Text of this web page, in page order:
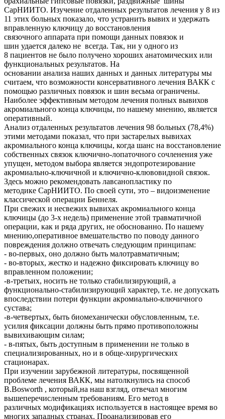
СарНИИТО. Изучение отдаленных результатов лечения у 8 из
11 этих больных показало, что устранить вывих и удержать
вправленную ключицу до восстановления
связочного аппарата при помощи данных повязок и
шин удается далеко не всегда. Так, ни у одного из
8 пациентов не было получено хороших анатомических или
функциональных результатов. На
основании анализа наших данных и данных литературы мы
считаем, что возможности консервативного лечения ВАКК с
помощью различных повязок и шин весьма ограничены.
Наиболее эффективным методом лечения полных вывихов
акромиального конца ключицы, по нашему мнению, является
оперативный.
Анализ отдаленных результатов лечения 98 больных (78,4%)
этими методами показал, что при застарелых вывихах
акромиального конца ключицы, когда шанс на восстановление
собственных связок ключично-лопаточного сочленения уже
упущен, методом выбора является эндопротезирование
акромиально-ключичной и ключично-клювовидной связок.
Здесь можно рекомендовать лавсанопластику по
методике СарНИИТО. По своей сути, это – видоизменение
классической операции Беннеля.
При свежих и несвежих вывихах акромиального конца
ключицы (до 3-х недель) применение этой травматичной
операции, как и ряда других, не обоснованно. По нашему
мнению,оперативное вмешательство по поводу данного
повреждения должно отвечать следующим принципам:
- во-первых, оно должно быть малотравматичным;
- во-вторых, жестко и надежно фиксировать ключицу во
вправленном положении;
-в-третьих, носить не только стабилизирующий, а
функционально-стабилизирующий характер, т.е. не допускать
впоследствии потери функции акромиально-ключичного
сустава;
-в-четвертых, быть биомеханически обусловленным, т.е.
усилия фиксации должны быть прямо противоположны
вывихивающим силам;
- в-пятых, быть доступным в применении не только в
специализированных, но и в обще-хирургических
стационарах.
При изучении зарубежной литературы, посвященной
проблеме лечения ВАКК, мы натолкнулись на способ
B.Bosworth , который,на наш взгляд, отвечал многим
вышеперечисленным требованиям. Его метод в
различных модификациях используется в настоящее время во
многих западных странах. Проанализировав его